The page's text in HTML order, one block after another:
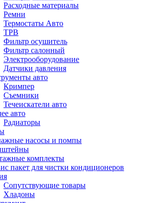
Расходные материалы
Ремни
Термостаты Авто
ТРВ
Фильтр осушитель
Фильтр салонный
Электрооборудование
Датчики давления
авто
Кримпер
Съемники
Течеискатели авто
авто
Радиаторы
насосы и помпы
комплекты
пакет для чистки кондиционеров
Сопутствующие товары
Хладоны